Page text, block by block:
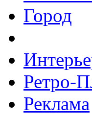
Город
Ретро-
Реклама